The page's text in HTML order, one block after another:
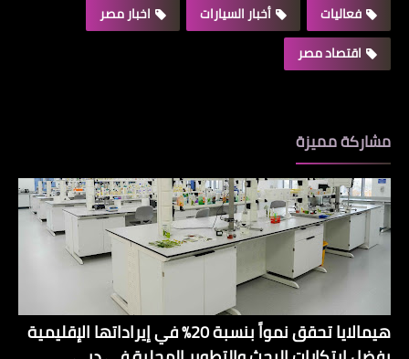
فعاليات
أخبار السيارات
اخبار مصر
اقتصاد مصر
مشاركة مميزة
هيمالايا تحقق نمواً بنسبة 20% في إيراداتها الإقليمية